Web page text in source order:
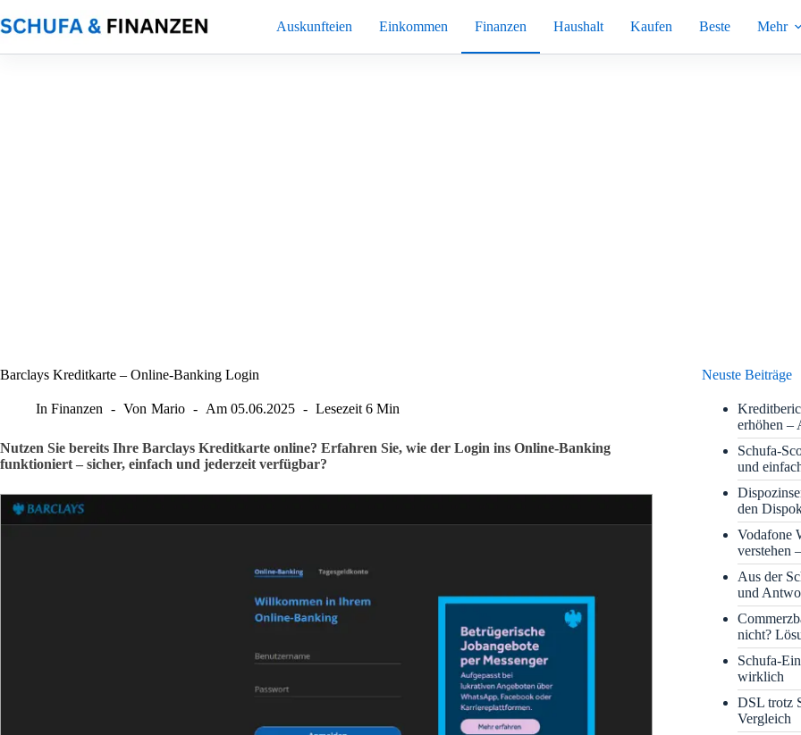
Inhalt
springen
Auskunfteien Einkommen Finanzen Haushalt Kaufen Beste Mehr
Barclays Kreditkarte – Online-Banking Login
In Finanzen Von Mario Am 05.06.2025 Lesezeit 6 Min
Nutzen Sie bereits Ihre Barclays Kreditkarte online? Erfahren Sie, wie der Login ins Online-Banking
funktioniert – sicher, einfach und jederzeit verfügbar?
Neuste Beiträge
erhöhen –
Schufa-
und
den
Vodafone
verstehen
Aus der
und
nicht?
Schufa-
wirklich
DSL trotz
Vergleich